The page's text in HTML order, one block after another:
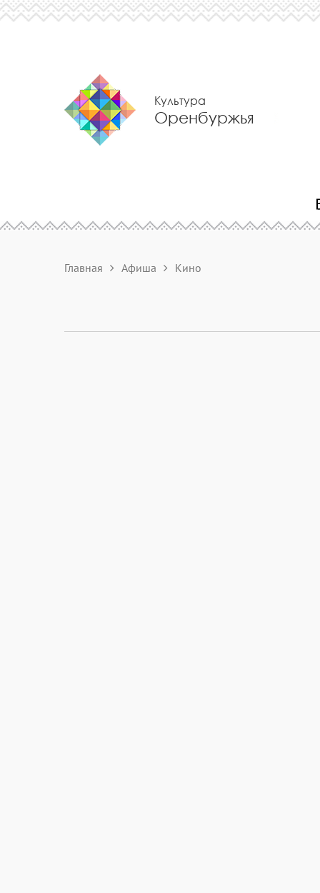
Культура
Оренбуржья
Главная Афиша Кино